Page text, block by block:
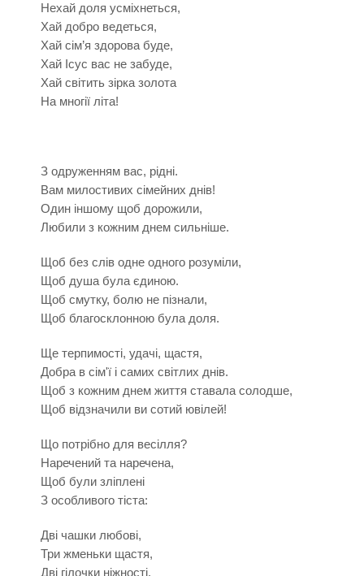
Нехай доля усміхнеться,
Хай добро ведеться,
Хай сім’я здорова буде,
Хай Ісус вас не забуде,
Хай світить зірка золота
На многії літа!
З одруженням вас, рідні.
Вам милостивих сімейних днів!
Один іншому щоб дорожили,
Любили з кожним днем сильніше.
Щоб без слів одне одного розуміли,
Щоб душа була єдиною.
Щоб смутку, болю не пізнали,
Щоб благосклонною була доля.
Ще терпимості, удачі, щастя,
Добра в сім'ї і самих світлих днів.
Щоб з кожним днем життя ставала солодше,
Щоб відзначили ви сотий ювілей!
Що потрібно для весілля?
Наречений та наречена,
Щоб були зліплені
З особливого тіста:
Дві чашки любові,
Три жменьки щастя,
Дві гілочки ніжності,